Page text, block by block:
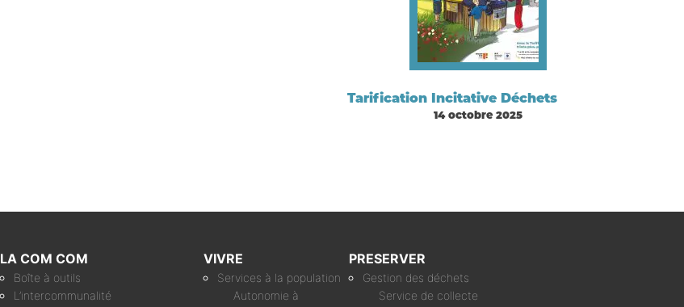
Tarification Incitative Déchets
14 octobre 2025
LA COM COM
Boîte à outils
L’intercommunalité
VIVRE
Services à la population
Autonomie à
PRESERVER
Gestion des déchets
Service de collecte